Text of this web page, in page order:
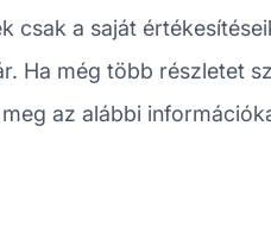
csak a saját
Ha még több részletet
az alábbi